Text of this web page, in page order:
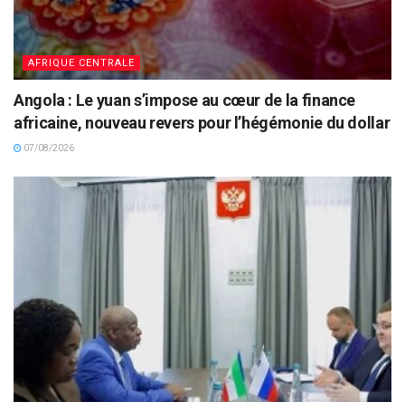
AFRIQUE CENTRALE
Angola : Le yuan s’impose au cœur de la finance
africaine, nouveau revers pour l’hégémonie du dollar
07/08/2026